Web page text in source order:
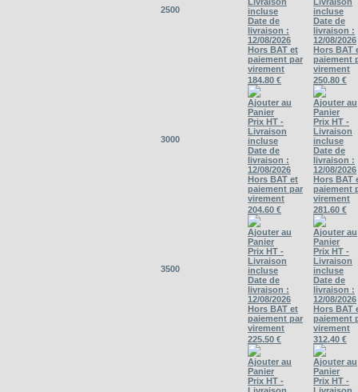
2500
incluse
Date de
livraison :
12/08/2026
Hors BAT et
paiement par
virement
incluse
Date de
livraison :
12/08/2026
Hors BAT
paiement
virement
3000
184.80 €
Ajouter au
Panier
Prix HT -
Livraison
incluse
Date de
livraison :
12/08/2026
Hors BAT et
paiement par
virement
250.80 €
Ajouter au
Panier
Prix HT -
Livraison
incluse
Date de
livraison :
12/08/2026
Hors BAT
paiement
virement
3500
204.60 €
Ajouter au
Panier
Prix HT -
Livraison
incluse
Date de
livraison :
12/08/2026
Hors BAT et
paiement par
virement
281.60 €
Ajouter au
Panier
Prix HT -
Livraison
incluse
Date de
livraison :
12/08/2026
Hors BAT
paiement
virement
225.50 €
Ajouter au
Panier
Prix HT -
312.40 €
Ajouter au
Panier
Prix HT -